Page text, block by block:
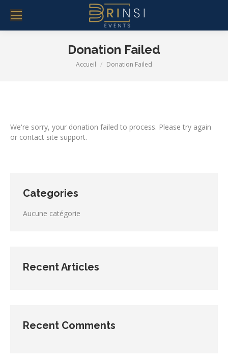
Donation Failed
Vous êtes ici :
Accueil Donation Failed
We're sorry, your donation failed to process. Please try again
or contact site support.
Categories
Aucune catégorie
Recent Articles
Recent Comments